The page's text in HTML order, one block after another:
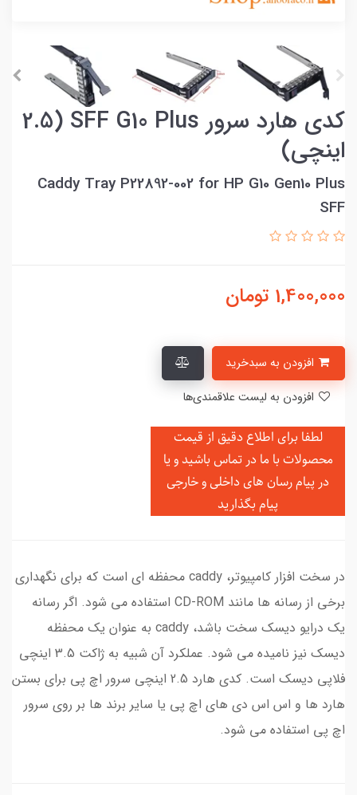
کدی هارد سرور SFF G10 Plus (2.5
اینچی)
Caddy Tray P22892-002 for HP G10 Gen10 Plus
SFF
1,400,000 تومان
لطفا برای اطلاع دقیق از قیمت
محصولات با ما در تماس باشید و یا
در پیام رسان های داخلی و خارجی
پیام بگذارید
در سخت افزار کامپیوتر، caddy محفظه ای است که برای نگهداری
برخی از رسانه ها مانند CD-ROM استفاده می شود. اگر رسانه
یک درایو دیسک سخت باشد، caddy به عنوان یک محفظه
دیسک نیز نامیده می شود. عملکرد آن شبیه به ژاکت 3.5 اینچی
فلاپی دیسک است. کدی هارد 2.5 اینچی سرور اچ پی برای بستن
هارد ها و اس اس دی های اچ پی یا سایر برند ها بر روی سرور
اچ پی استفاده می شود.